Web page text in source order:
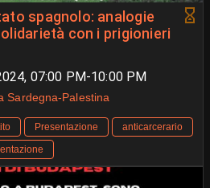
spagnolo: analogie
con i prigionieri
07:00 PM-10:00 PM
Sardegna-Palestina
Presentazione
anticarcerario